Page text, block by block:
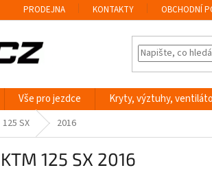
PRODEJNA KONTAKTY OBCHODNÍ
Vše pro jezdce Kryty, výztuhy,
125 SX 2016
KTM 125 SX 2016